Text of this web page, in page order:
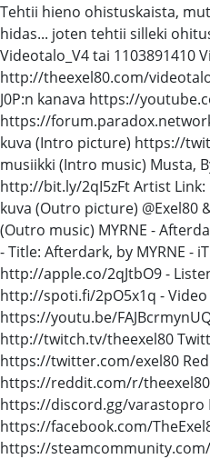
Tehtii hieno ohistuskaista,
hidas... joten tehtii silleki
Videotalo_V4 tai 1103891410
http://theexel80.com/
J0P:n kanava https://
https://
kuva (Intro picture) https://
musiikki (Intro music) Musta,
http://bit.ly/2qI5zFt Artist
kuva (Outro picture) @Exel80
(Outro music) MYRNE -
- Title: Afterdark, by MYRNE -
http://apple.co/2qJtbO9 -
http://spoti.fi/2pO5x1q - Video
https://youtu.be/FAJBcrmynUQ
http://twitch.tv/theexel80
https://twitter.com/exel80
https://reddit.com/r/
https://discord.gg/varastopro
https://facebook.com/
https://